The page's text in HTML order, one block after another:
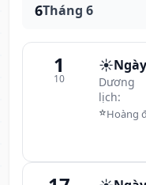
6Tháng 6
1
10
☀️
Dương
lịch:
⭐Hoàng